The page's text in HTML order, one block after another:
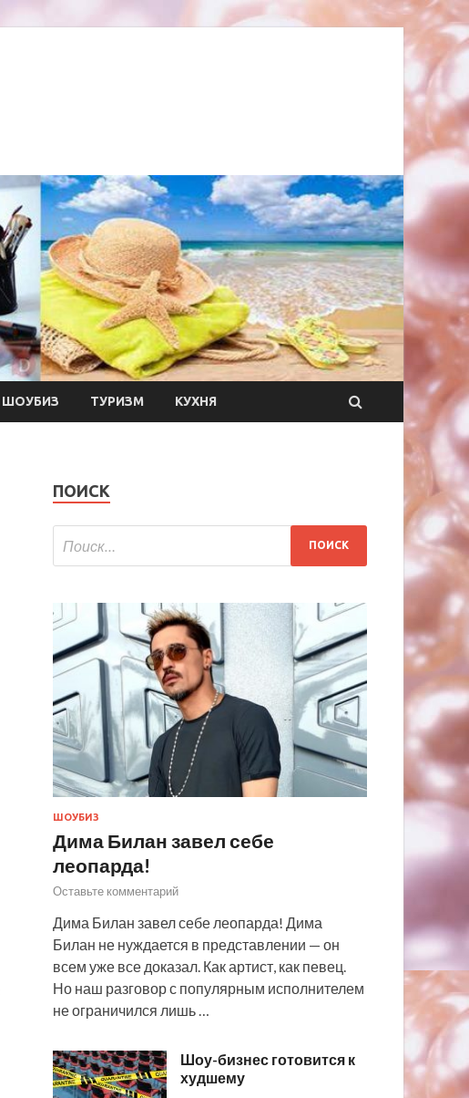
ШОУБИЗ ТУРИЗМ КУХНЯ
ПОИСК
ШОУБИЗ
Дима Билан завел себе
леопарда!
Оставьте комментарий
Дима Билан завел себе леопарда! Дима
Билан не нуждается в представлении — он
всем уже все доказал. Как артист, как певец.
Но наш разговор с популярным исполнителем
не ограничился лишь …
Шоу-бизнес готовится к
худшему